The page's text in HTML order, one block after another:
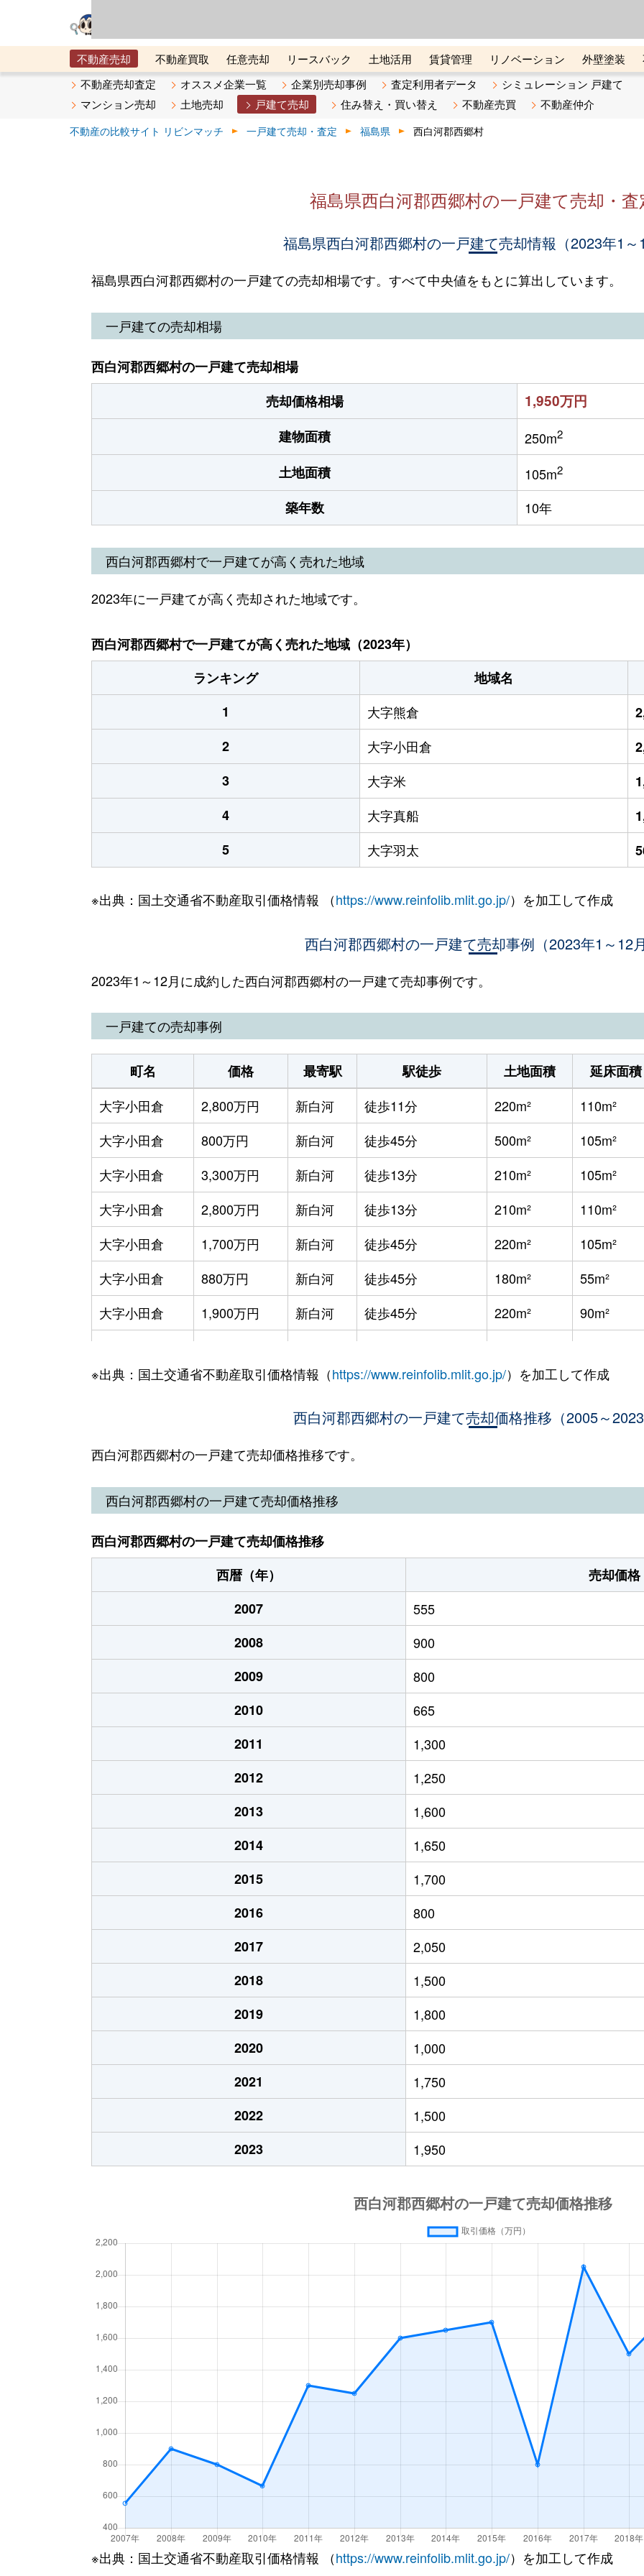
不動産売却 不動産買取 任意売却 リースバック 土地活用 賃貸管理 リノベーション 外壁塗装
メタ住宅展示場
ベスト不動産カンパニー オンライン講座 リビンマガジンBiz 不動産売却ご相談デスク
不動産売却査定 オススメ企業一覧 企業別売却事例 査定利用者データ
シミュレーション 戸建て
マンション売却
土地売却 戸建て売却 住み替え・買い替え 不動産売買 不動産仲介
不動産の比較サイト リビンマッチ 一戸建て売却・査定 福島県 西白河郡西郷村
福島県西白河郡西郷村の一戸建て売却・査
福島県西白河郡西郷村の一戸建て売却情報（2023年1～
福島県西白河郡西郷村の一戸建ての売却相場です。すべて中央値をもとに算出しています。
一戸建ての売却相場
西白河郡西郷村の一戸建て売却相場
売却価格相場
1,950万円
建物面積 250m2
土地面積 105m2
築年数 10年
西白河郡西郷村で一戸建てが高く売れた地域
2023年に一戸建てが高く売却された地域です。
西白河郡西郷村で一戸建てが高く売れた地域（2023年）
ランキング
地域名
1
大字熊倉
2
大字小田倉
3
大字米
4
大字真船
5
大字羽太
※出典：国土交通省不動産取引価格情報 （https://www.reinfolib.mlit.go.jp/）を加工して作成
西白河郡西郷村の一戸建て売却事例（2023年1～12月
2023年1～12月に成約した西白河郡西郷村の一戸建て売却事例です。
一戸建ての売却事例
町名 価格 最寄駅 駅徒歩 土地面積 延床面積
大字小田倉
2,800万円 新白河 徒歩11分 220m² 110m²
大字小田倉
800万円 新白河 徒歩45分 500m² 105m²
大字小田倉
3,300万円 新白河 徒歩13分 210m² 105m²
大字小田倉
2,800万円 新白河 徒歩13分 210m² 110m²
大字小田倉
1,700万円 新白河 徒歩45分 220m² 105m²
大字小田倉
880万円 新白河 徒歩45分 180m² 55m²
大字小田倉
1,900万円 新白河 徒歩45分 220m² 90m²
大字小田倉
2,100万円 新白河 徒歩45分 500m² 100m²
新白河 徒歩45分 260m² 100m²
大字小田倉
1,200万円 新白河
大字小田倉
2,100万円 新白河 徒歩1時間15分 270m² 130m²
大字小田倉
2,600万円 新白河 徒歩14分 220m² 105m²
大字熊倉
2,300万円 新白河 徒歩45分 270m² 85m²
大字熊倉
3,100万円 新白河 徒歩45分 230m² -
大字熊倉
1,100万円 新白河 徒歩45分 920m² 100m²
大字羽太
560万円 新白河 徒歩2時間 320m² 75m²
大字真船
1,200万円 新白河 徒歩1時間15分 185m² 85m²
大字真船
850万円 新白河 徒歩2時間 760m² 115m²
大字米
1,900万円 新白河 徒歩24分 480m² 145m²
※出典：国土交通省不動産取引価格情報（https://www.reinfolib.mlit.go.jp/）を加工して作成
西白河郡西郷村の一戸建て売却価格推移（2005～2023
西白河郡西郷村の一戸建て売却価格推移です。
西白河郡西郷村の一戸建て売却価格推移
西白河郡西郷村の一戸建て売却価格推移
西暦（年）
売却価格
2007
555
2008
900
2009
800
2010
665
2011
1,300
2012
1,250
2013
1,600
2014
1,650
2015
1,700
2016
800
2017
2,050
2018
1,500
2019
1,800
2020
1,000
2021
1,750
2022
1,500
2023
1,950
※出典：国土交通省不動産取引価格情報 （https://www.reinfolib.mlit.go.jp/）を加工して作成